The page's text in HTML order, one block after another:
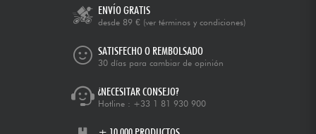
ENVÍO GRATIS
desde 89 € (ver términos y condiciones)
SATISFECHO O REMBOLSADO
30 días para cambiar de opinión
¿NECESITAR CONSEJO?
Hotline : +33 1 81 930 900